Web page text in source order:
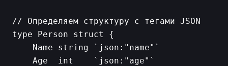
// Определяем структуру с тегами JSON
type Person struct {
    Name string `json:"name"`
    Age  int    `json:"age"`